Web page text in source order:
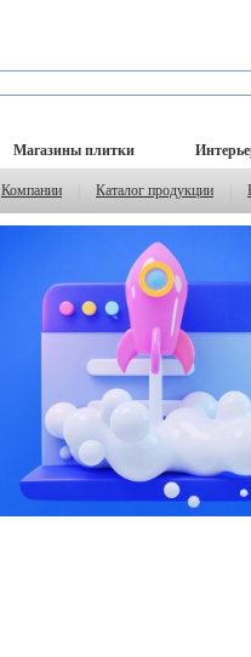
Магазины плитки
Компании Каталог продукции